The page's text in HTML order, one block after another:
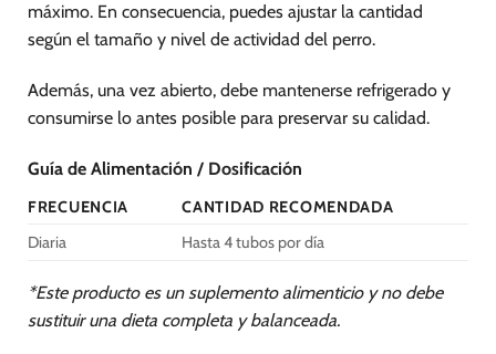
máximo. En consecuencia, puedes ajustar la cantidad
según el tamaño y nivel de actividad del perro.
Además, una vez abierto, debe mantenerse refrigerado y
consumirse lo antes posible para preservar su calidad.
Guía de Alimentación / Dosificación
FRECUENCIA
CANTIDAD RECOMENDADA
Diaria
Hasta 4 tubos por día
*Este producto es un suplemento alimenticio y no debe
sustituir una dieta completa y balanceada.